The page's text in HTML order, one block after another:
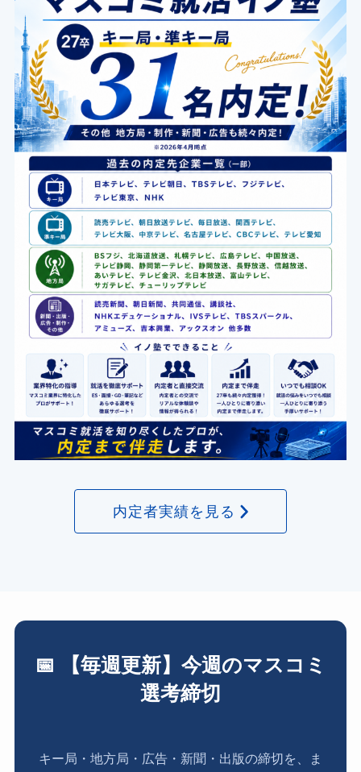
内定者実績を見る
📅 【毎週更新】今週のマスコミ
選考締切
キー局・地方局・広告・新聞・出版の締切を、ま